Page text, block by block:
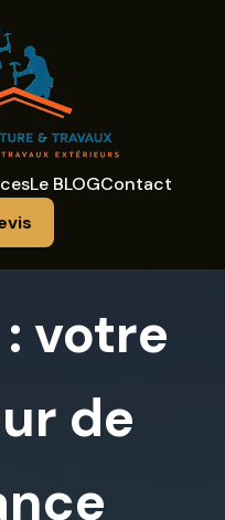
Le BLOGContact
votre
de